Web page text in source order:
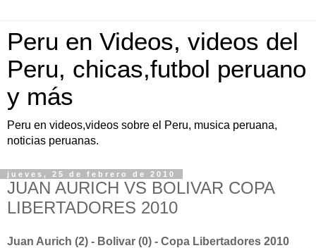
Peru en Videos, videos del
Peru, chicas,futbol peruano
y más
Peru en videos,videos sobre el Peru, musica peruana,
noticias peruanas.
jueves, 25 de febrero de 2010
JUAN AURICH VS BOLIVAR COPA
LIBERTADORES 2010
Juan Aurich (2) - Bolivar (0) - Copa Libertadores 2010